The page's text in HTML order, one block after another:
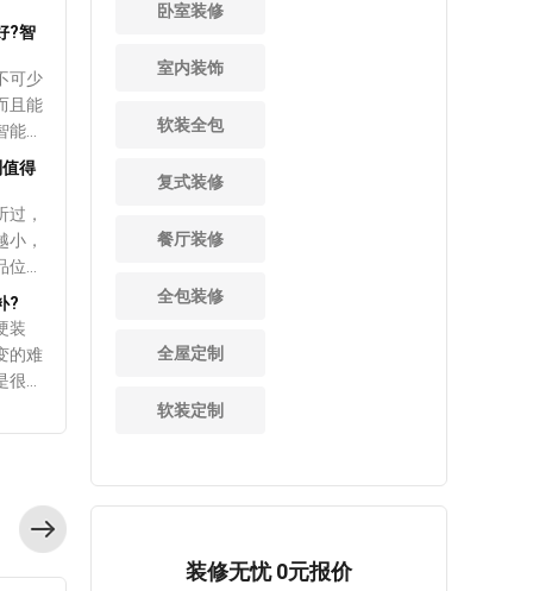
新
给家
题在
。
轻
业主
已
做
格
到
有
。装
要根
证
逾
也
全
心
的
将
损
的话
地板
这
需
要
地
果
够的
。
就可
垫的外观 业主应该定期检查床垫的外观，如果有明显的
一张新的床垫，这样才能够保证睡眠，从而使身体更加健
比如说外出旅行或出差时，发现所睡的床垫比家里的床垫更
了。 通过上述内容的介绍，业主对于自己装修入住后，
床后感觉身体不适，或者醒来的时间有所变化，很有可能是
损都要及时进行更换。
方
帘选
方
随
并
到
千
据
者3
件
帘搭
不
，
方面
的产
?智
可少
且能
窗
能
帘
出
通
窗
帘
打开
能
无
动去
对窗
得
，
，
，
五
则
接下
、
产生
这样
?
装
的难
满
出业
装
空
来源：装修准备 浏览次数：1747次
外，窗户的清理也很关键，因为在廊坊装修以后，长时间的
非常麻烦，接下来爱空间给大家具体说说怎么清洗窗户，希
用寿命也会因此缩短。 2、用松花油去油渍 如果窗
卧室装修
室内装饰
软装全包
复式装修
餐厅装修
全包装修
全屋定制
软装定制
装修无忧 0元报价